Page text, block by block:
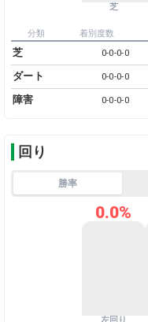
芝
分類 着別度数
芝 0-​0-​0-​0
ダート 0-​0-​0-​0
障害 0-​0-​0-​0
回り
勝率
左回り
0.0%